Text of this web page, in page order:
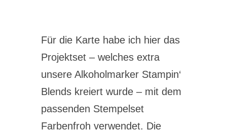
Für die Karte habe ich hier das
Projektset – welches extra
unsere Alkoholmarker Stampin‘
Blends kreiert wurde – mit dem
passenden Stempelset
Farbenfroh verwendet. Die